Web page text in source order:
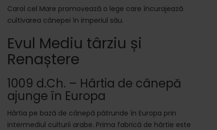
Carol cel Mare promovează o lege care încurajează
cultivarea cânepei în imperiul său.
Evul Mediu târziu și
Renaștere
1009 d.Ch. – Hârtia de cânepă
ajunge în Europa
Hârtia pe bază de cânepă pătrunde în Europa prin
intermediul culturii arabe. Prima fabrică de hârtie este